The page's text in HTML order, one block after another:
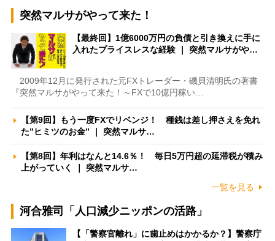
突然マルサがやって来た！
【最終回】1億6000万円の負債と引き換えに手に
入れたプライスレスな経験 ｜ 突然マルサがや…
2009年12月に発行された元FXトレーダー・磯貝清明氏の著書
『突然マルサがやって来た！～FXで10億円稼い…
【第9回】もう一度FXでリベンジ！ 種銭は差し押さえを免れ
た”ヒミツのお金” ｜ 突然マルサ…
【第8回】年利はなんと14.6％！ 毎日5万円超の延滞税が積み
上がっていく ｜ 突然マルサ…
一覧を見る
河合雅司「人口減少ニッポンの活路」
【「警察官離れ」に歯止めはかかるか？】警察庁